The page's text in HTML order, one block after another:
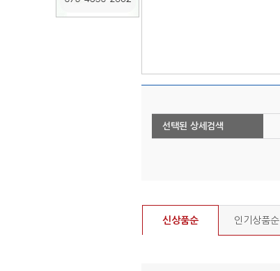
선택된 상세검색
신상품순 인기상품순